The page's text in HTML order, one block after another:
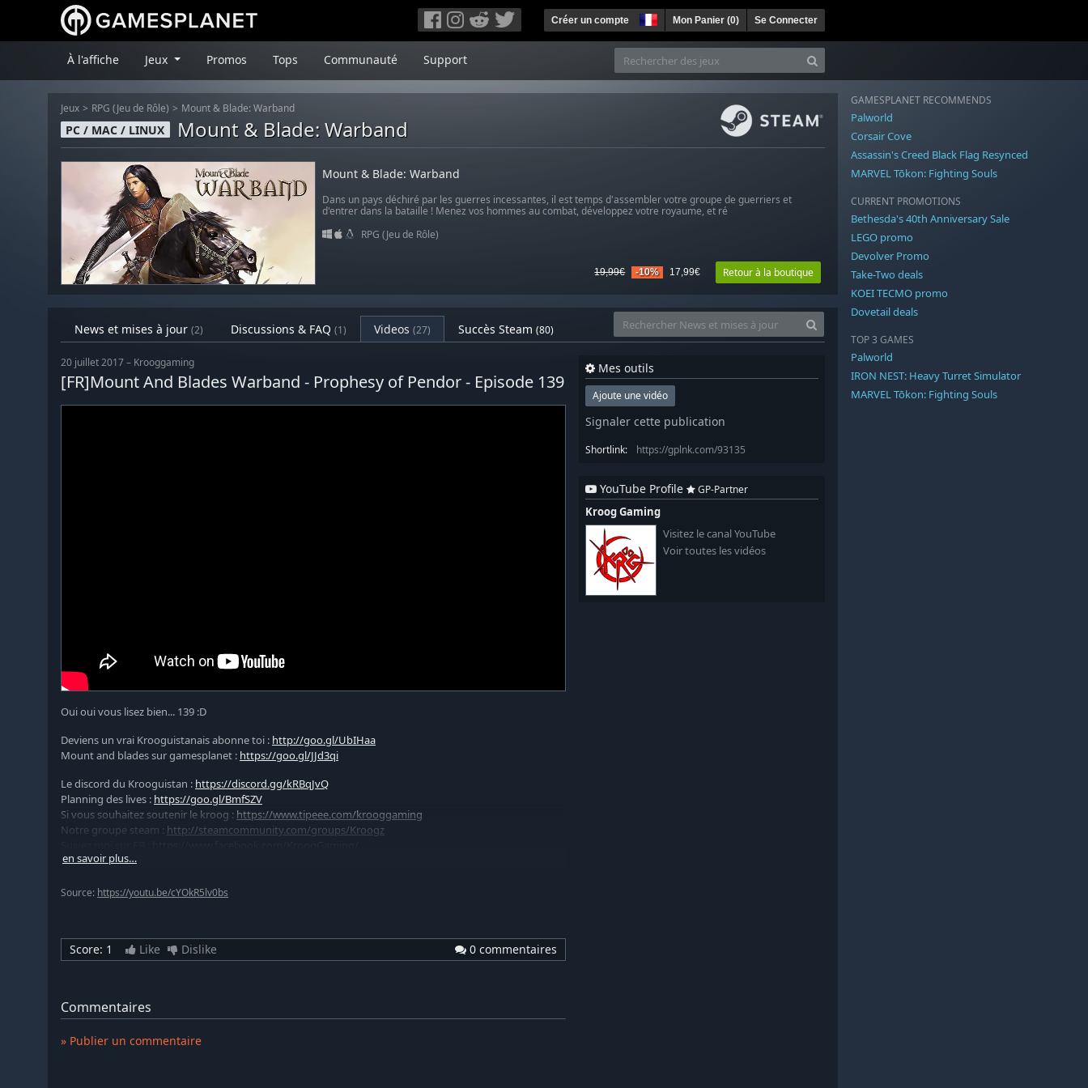
Créer un compte Mon Panier (0) Se Connecter
À l'affiche Jeux Promos Tops Communauté Support
Jeux RPG (Jeu de Rôle) Mount & Blade: Warband
PC / MAC / LINUX Mount & Blade: Warband
Mount & Blade: Warband
Dans un pays déchiré par les guerres incessantes, il est temps d'assembler votre groupe de guerriers et
d'entrer dans la bataille ! Menez vos hommes au combat, développez votre royaume, et ré
RPG (Jeu de Rôle)
19,99€ -10% 17,99€ Retour à la boutique
News et mises à jour (2) Discussions & FAQ (1) Videos (27) Succès Steam (80)
20 juillet 2017 – Krooggaming
[FR]Mount And Blades Warband - Prophesy of Pendor - Episode 139
Oui oui vous lisez bien... 139 :D
Deviens un vrai Krooguistanais abonne toi : http://goo.gl/UbIHaa
Mount and blades sur gamesplanet : https://goo.gl/JJd3qi
Le discord du Krooguistan : https://discord.gg/kRBqJvQ
Planning des lives : https://goo.gl/BmfSZV
Si vous souhaitez soutenir le kroog : https://www.tipeee.com/krooggaming
Notre groupe steam : http://steamcommunity.com/groups/Kroogz
Tweetons ensemble :
en savoir plus…
Source: https://youtu.be/cYOkR5lv0bs
Score: 1 Like Dislike 0 commentaires
Commentaires
» Publier un commentaire
Mes outils
Ajoute une vidéo
Signaler cette publication
Shortlink: https://gplnk.com/93135
YouTube Profile GP-Partner
Kroog Gaming
Visitez le canal YouTube
Voir toutes les vidéos
GAMESPLANET RECOMMENDS
Palworld
Corsair Cove
Assassin's Creed Black Flag Resynced
MARVEL Tōkon: Fighting Souls
CURRENT PROMOTIONS
Bethesda's 40th Anniversary Sale
LEGO promo
Devolver Promo
Take-Two deals
KOEI TECMO promo
Dovetail deals
TOP 3 GAMES
Palworld
IRON NEST: Heavy Turret Simulator
MARVEL Tōkon: Fighting Souls